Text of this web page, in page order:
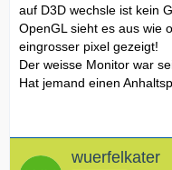
auf D3D wechsle ist kein
OpenGL sieht es aus wie
eingrosser pixel gezeigt!
Der weisse Monitor war
Hat jemand einen
wuerfelkater